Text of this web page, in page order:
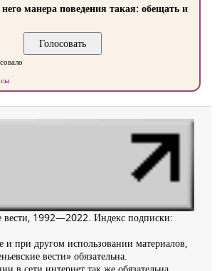
манера поведения такая: обещать и
вести, 1992—2022. Индекс подписки:
и при другом использовании материалов,
вести» обязательна.